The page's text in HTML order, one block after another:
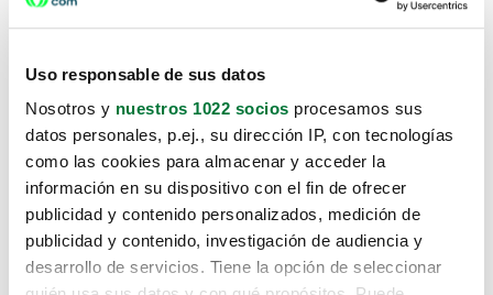
Uso responsable de sus datos
Nosotros y nuestros 1022 socios procesamos sus
datos personales, p.ej., su dirección IP, con tecnologías
como las cookies para almacenar y acceder la
información en su dispositivo con el fin de ofrecer
publicidad y contenido personalizados, medición de
publicidad y contenido, investigación de audiencia y
desarrollo de servicios. Tiene la opción de seleccionar
Lo sentimos, no sabemos como
te hemos traido hasta aquí.
Pero puedes encontrar el coche que estás